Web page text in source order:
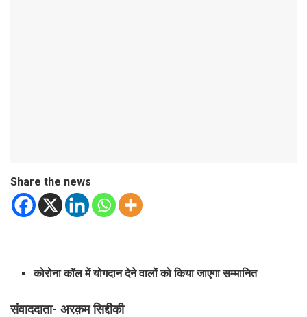
Share the news
कोरोना कॉल में योगदान देने वालों को किया जाएगा सम्मानित
संवाददाता- अरक़म सिद्दीकी